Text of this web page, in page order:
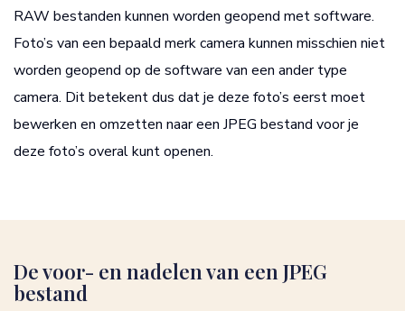
RAW bestanden kunnen worden geopend met software.
Foto’s van een bepaald merk camera kunnen misschien niet
worden geopend op de software van een ander type
camera. Dit betekent dus dat je deze foto’s eerst moet
bewerken en omzetten naar een JPEG bestand voor je
deze foto’s overal kunt openen.
De voor- en nadelen van een JPEG
bestand